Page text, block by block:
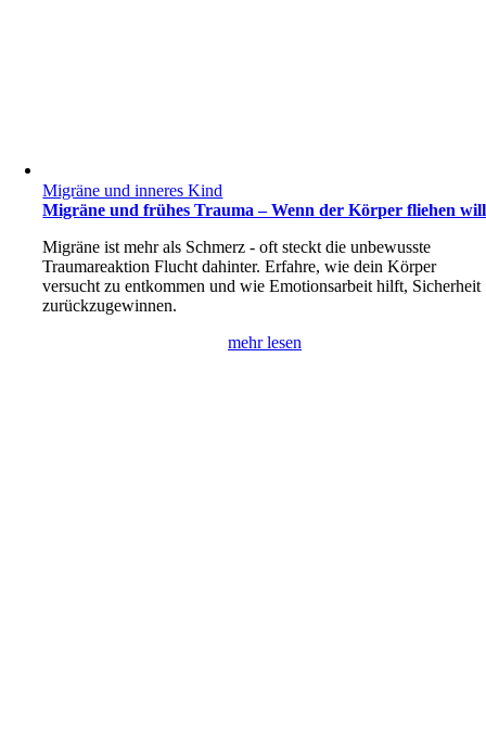
Migräne und inneres Kind
Migräne und frühes Trauma – Wenn der Körper fliehen will
Migräne ist mehr als Schmerz - oft steckt die unbewusste
Traumareaktion Flucht dahinter. Erfahre, wie dein Körper
versucht zu entkommen und wie Emotionsarbeit hilft, Sicherheit
zurückzugewinnen.
mehr lesen